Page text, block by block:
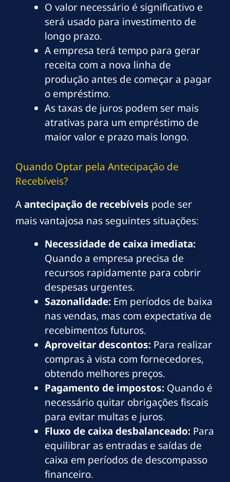
O valor necessário é significativo e
será usado para investimento de
longo prazo.
A empresa terá tempo para gerar
receita com a nova linha de
produção antes de começar a pagar
o empréstimo.
As taxas de juros podem ser mais
atrativas para um empréstimo de
maior valor e prazo mais longo.
Quando Optar pela Antecipação de
Recebíveis?
Aantecipação de recebíveis pode ser
mais vantajosa nas seguintes situações:
Necessidade de caixa imediata:
Quando a empresa precisa de
recursos rapidamente para cobrir
despesas urgentes.
Sazonalidade: Em períodos de baixa
nas vendas, mas com expectativa de
recebimentos futuros.
Aproveitar descontos: Para realizar
compras à vista com fornecedores,
obtendo melhores preços.
Pagamento de impostos: Quando é
necessário quitar obrigações fiscais
para evitar multas e juros.
Fluxo de caixa desbalanceado: Para
equilibrar as entradas e saídas de
caixa em períodos de descompasso
financeiro.